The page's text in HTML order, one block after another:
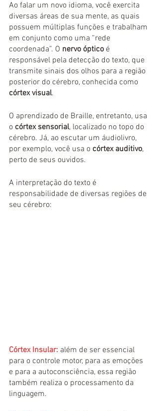
Ao falar um novo idioma, você exercita
diversas áreas de sua mente, as quais
possuem múltiplas funções e trabalham
em conjunto como uma “rede
coordenada”. O nervo óptico é
responsável pela detecção do texto, que
transmite sinais dos olhos para a região
posterior do cérebro, conhecida como
córtex visual.
O aprendizado de Braille, entretanto, usa
o córtex sensorial, localizado no topo do
cérebro. Já, ao escutar um áudiolivro,
por exemplo, você usa o córtex auditivo,
perto de seus ouvidos.
A interpretação do texto é
responsabilidade de diversas regiões de
seu cérebro:
Córtex Insular: além de ser essencial
para o controle motor, para as emoções
e para a autoconsciência, essa região
também realiza o processamento da
linguagem.